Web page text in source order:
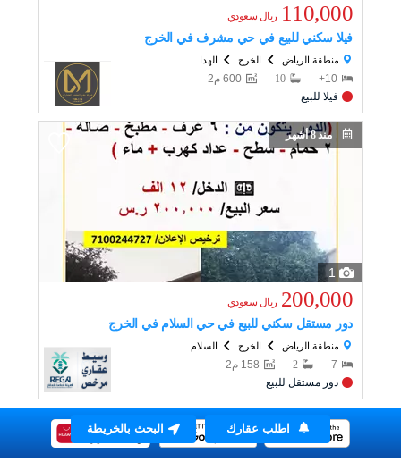
فيلا سكني للبيع في حي مشرف في الخرج
منطقة الرياض الخرج الهدا
110,000 ريال سعودي
10+
10
600 م2
فيلا للبيع
1
منذ 8 أشهر
دور مستقل سكني للبيع في حي السلام في الخرج
منطقة الرياض الخرج السلام
200,000 ريال سعودي
7
2
158 م2
دور مستقل للبيع
اطلب عقارك البحث بالخريطة